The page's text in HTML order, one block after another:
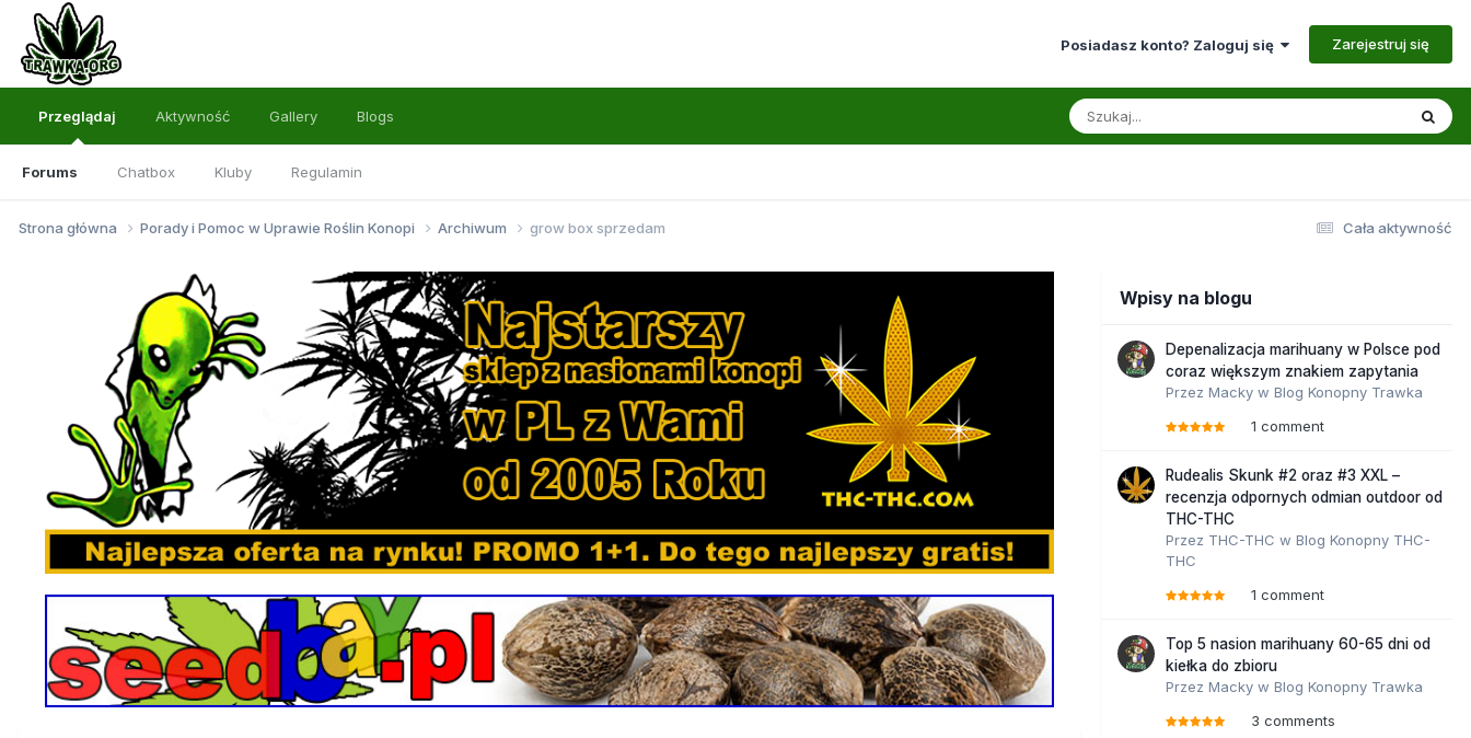
Posiadasz konto? Zaloguj się Zarejestruj się
Przeglądaj
Forums Chatbox Kluby Regulamin
Aktywność Gallery Blogs
Cała aktywność
Strona główna Porady i Pomoc w Uprawie Roślin Konopi Archiwum grow box sprzedam
Wpisy na blogu
Depenalizacja marihuany w Polsce pod
coraz większym znakiem zapytania
Przez Macky w Blog Konopny Trawka
1 comment
Rudealis Skunk #2 oraz #3 XXL –
recenzja odpornych odmian outdoor od
THC-THC
Przez THC-THC w Blog Konopny THC-
THC
1 comment
Top 5 nasion marihuany 60-65 dni od
kiełka do zbioru
Przez Macky w Blog Konopny Trawka
3 comments